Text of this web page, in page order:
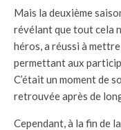
Mais la deuxième
révélant que tout cela
héros, a réussi à
permettant aux
C’était un moment de
retrouvée après de
Cependant, à la fin de